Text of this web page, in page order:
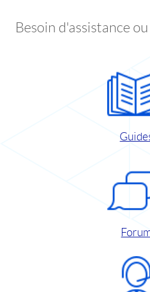
Besoin d'assistance